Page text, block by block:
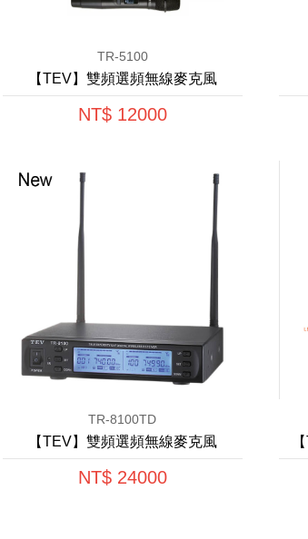
TR-5100
【TEV】雙頻選頻無線麥克風
NT$ 12000
TR-8100TD
【TEV】雙頻選頻無線麥克風
NT$ 24000